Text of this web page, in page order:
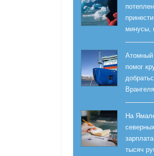
минусы,
Атомный
помог
Врангеля
На
тысяч